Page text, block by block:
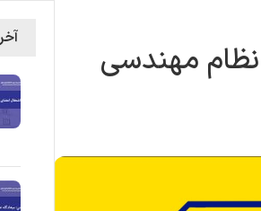
نظام مهندسی